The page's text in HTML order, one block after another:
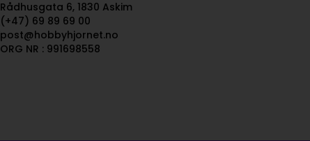
Rådhusgata 6, 1830 Askim
(+47) 69 89 69 00
post@hobbyhjornet.no
ORG NR : 991698558